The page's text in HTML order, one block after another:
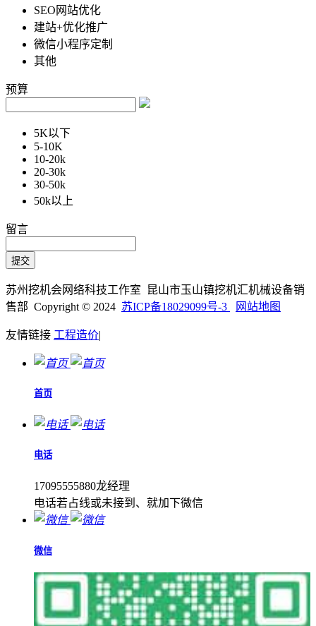
SEO网站优化
建站+优化推广
微信小程序定制
其他
预算
5K以下
5-10K
10-20k
20-30k
30-50k
50k以上
留言
苏州挖机会网络科技工作室 昆山市玉山镇挖机汇机械设备销
售部 Copyright © 2024 苏ICP备18029099号-3 网站地图
友情链接 工程造价|
首页
电话
17095555880龙经理
电话若占线或未接到、就加下微信
微信